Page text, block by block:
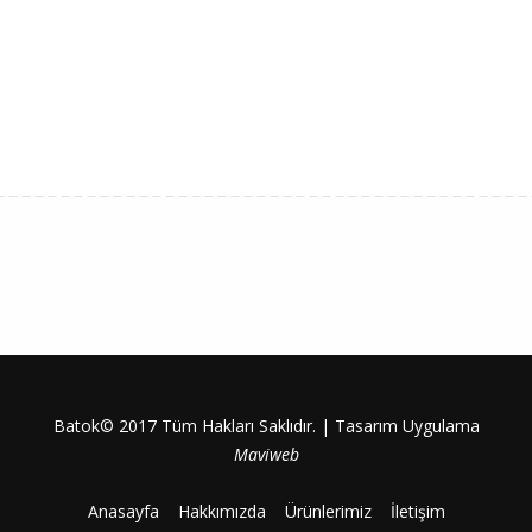
Batok© 2017 Tüm Hakları Saklıdır. | Tasarım Uygulama
Maviweb
Anasayfa Hakkımızda Ürünlerimiz İletişim